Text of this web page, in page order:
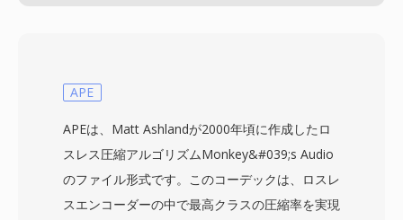
APE
APEは、Matt Ashlandが2000年頃に作成したロ
スレス圧縮アルゴリズムMonkey&#039;s Audio
のファイル形式です。このコーデックは、ロスレ
スエンコーダーの中で最高クラスの圧縮率を実現